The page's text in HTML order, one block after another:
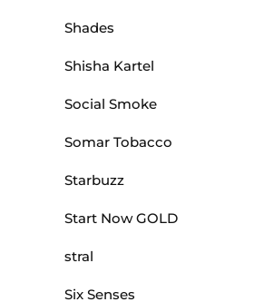
Shades
Shisha Kartel
Social Smoke
Somar Tobacco
Starbuzz
Start Now GOLD
stral
Six Senses